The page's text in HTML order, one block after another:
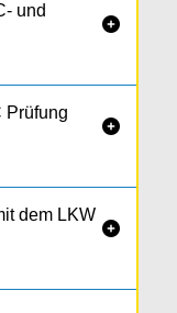
und

Prüfung

dem LKW
